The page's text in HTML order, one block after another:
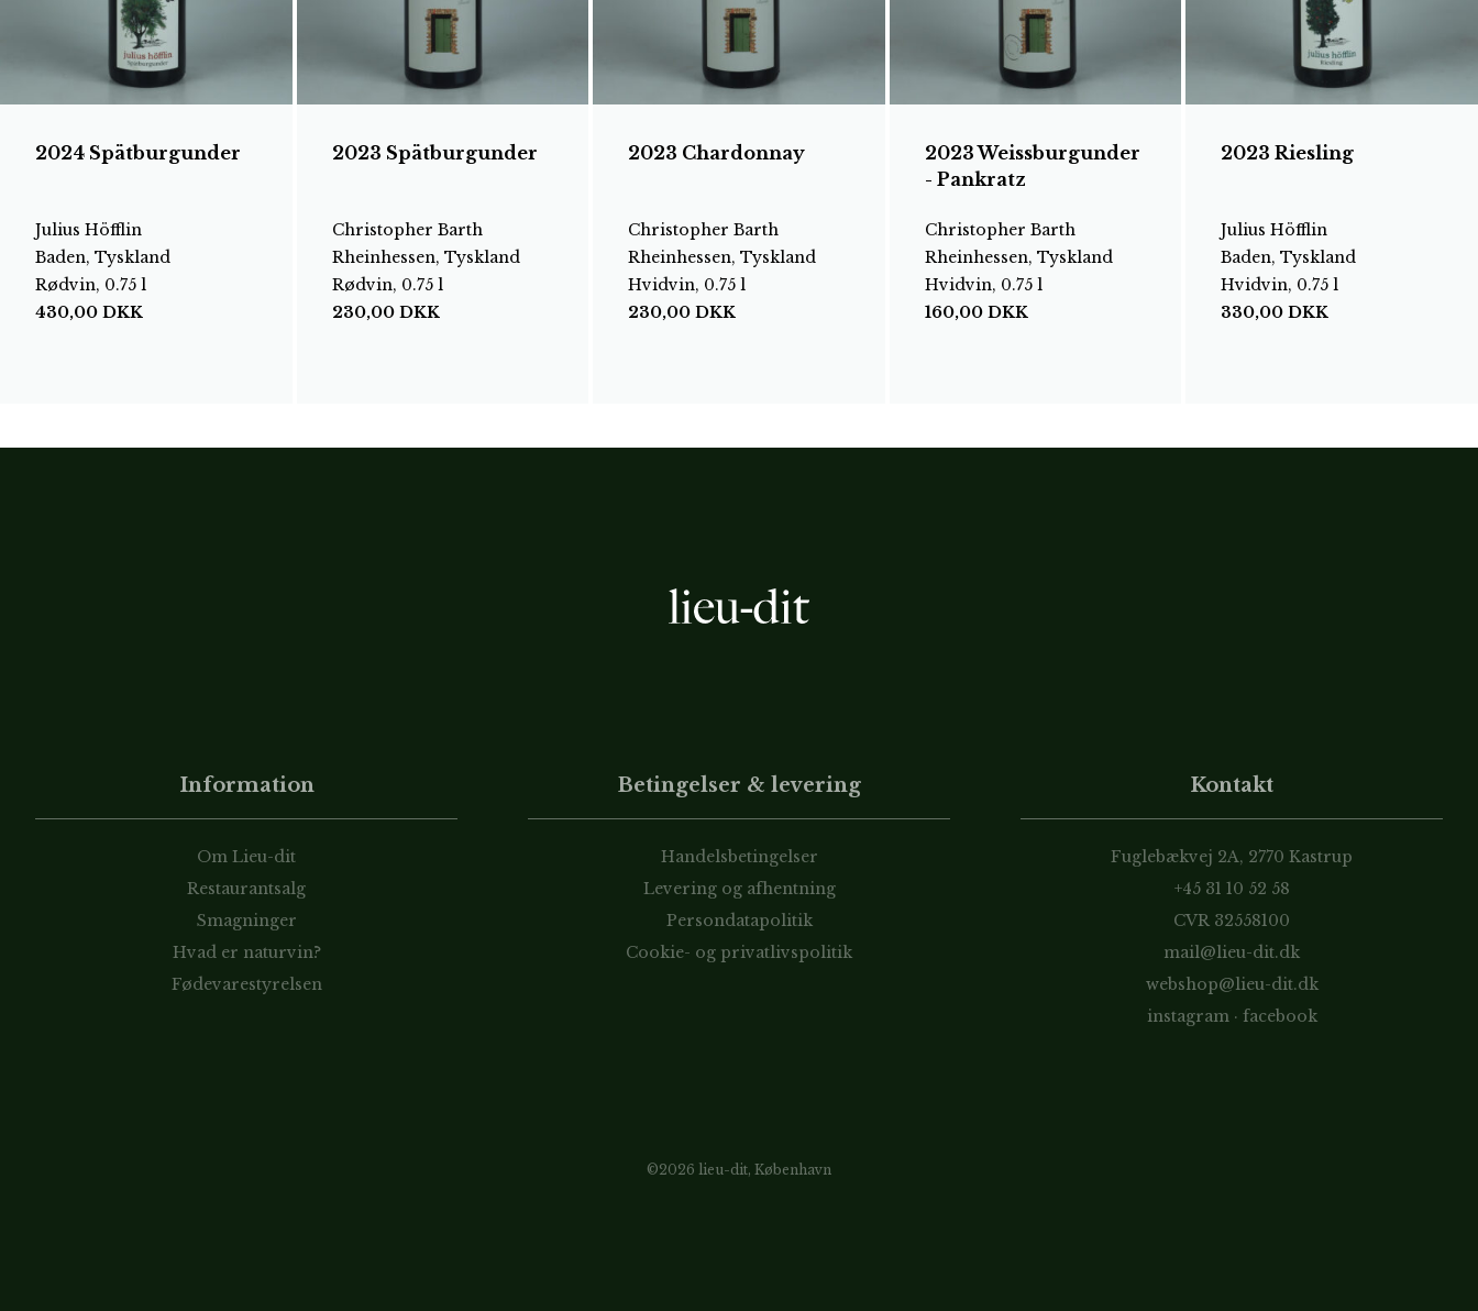
2024 Spätburgunder
Julius Höfflin
Baden, Tyskland
Rødvin, 0.75 l
430,00 DKK
2023 Spätburgunder
Christopher Barth
Rheinhessen, Tyskland
Rødvin, 0.75 l
230,00 DKK
2023 Chardonnay
Christopher Barth
Rheinhessen, Tyskland
Hvidvin, 0.75 l
230,00DKK
2023 Weissburgunder
- Pankratz
Christopher Barth
Rheinhessen, Tyskland
Hvidvin, 0.75 l
160,00 DKK
2023 Riesling
Julius Höfflin
Baden, Tyskland
Hvidvin, 0.75 l
330,00DKK
Information
Om Lieu-dit
Restaurantsalg
Smagninger
Hvad er naturvin?
Fødevarestyrelsen
Betingelser & levering
Handelsbetingelser
Levering og afhentning
Persondatapolitik
Cookie- og privatlivspolitik
Kontakt
Fuglebækvej 2A, 2770 Kastrup
+45 31 10 52 58
CVR 32558100
mail@lieu-dit.dk
webshop@lieu-dit.dk
instagram· facebook
©2026 lieu-dit, København